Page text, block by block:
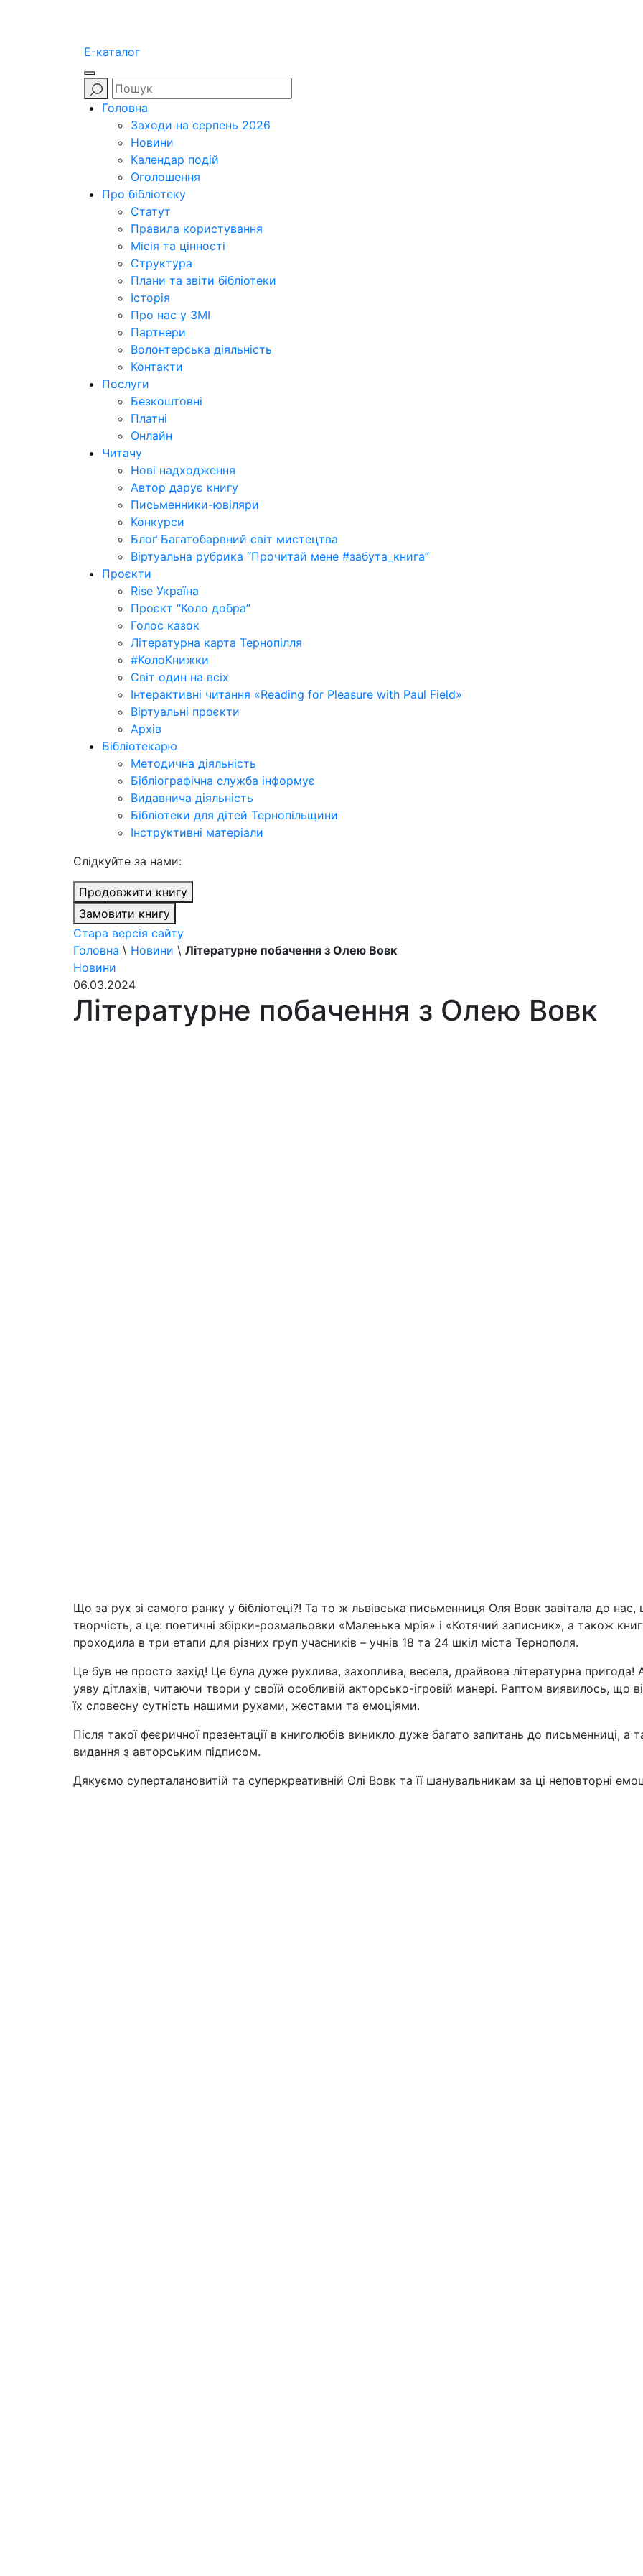
E-каталог
Головна
Заходи на серпень 2026
Новини
Календар подій
Оголошення
Про бібліотеку
Статут
Правила користування
Місія та цінності
Структура
Плани та звіти бібліотеки
Історія
Про нас у ЗМІ
Партнери
Волонтерська діяльність
Контакти
Послуги
Безкоштовні
Платні
Онлайн
Читачу
Нові надходження
Автор дарує книгу
Письменники-ювіляри
Конкурси
Блоґ Багатобарвний світ мистецтва
Віртуальна рубрика “Прочитай мене #забута_книга”
Проєкти
Rise Україна
Проєкт “Коло добра”
Голос казок
Літературна карта Тернопілля
#КолоКнижки
Світ один на всіх
Інтерактивні читання «Reading for Pleasure with Paul Field»
Віртуальні проєкти
Архів
Бібліотекарю
Методична діяльність
Бібліографічна служба інформує
Видавнича діяльність
Бібліотеки для дітей Тернопільщини
Інструктивні матеріали
Cлідкуйте за нами:
Продовжити книгу
Замовити книгу
Стара версія сайту
Головна \ Новини \ Літературне побачення з Олею Вовк
Новини
06.03.2024
Літературне побачення з Олею Вовк
Що за рух зі самого ранку у бібліотеці?! Та то ж львівська письменниця Оля Вовк завітала до
творчість, а це: поетичні збірки-розмальовки «Маленька мрія» і «Котячий записник», а також
проходила в три етапи для різних груп учасників – учнів 18 та 24 шкіл міста Тернополя.
Це був не просто захід! Це була дуже рухлива, захоплива, весела, драйвова літературна пригода!
уяву дітлахів, читаючи твори у своїй особливій акторсько-ігровій манері. Раптом виявилось,
їх словесну сутність нашими рухами, жестами та емоціями.
Після такої феєричної презентації в книголюбів виникло дуже багато запитань до письменниці,
видання з авторським підписом.
Дякуємо суперталановитій та суперкреативній Олі Вовк та її шанувальникам за ці неповторні